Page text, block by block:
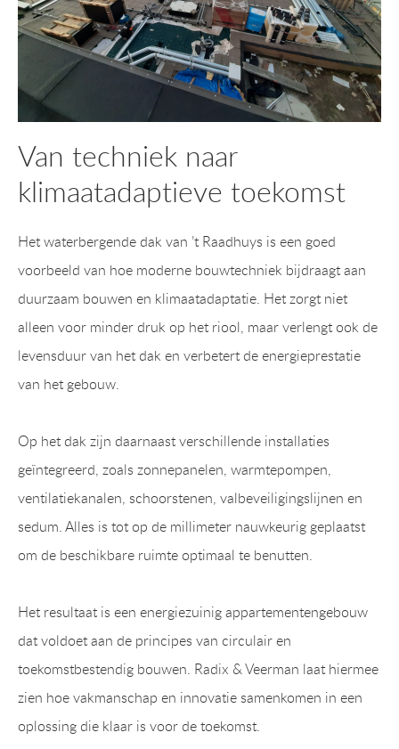
Van techniek naar
klimaatadaptieve toekomst
Het waterbergende dak van ’t Raadhuys is een goed
voorbeeld van hoe moderne bouwtechniek bijdraagt aan
duurzaam bouwen en klimaatadaptatie. Het zorgt niet
alleen voor minder druk op het riool, maar verlengt ook de
levensduur van het dak en verbetert de energieprestatie
van het gebouw.
Op het dak zijn daarnaast verschillende installaties
geïntegreerd, zoals zonnepanelen, warmtepompen,
ventilatiekanalen, schoorstenen, valbeveiligingslijnen en
sedum. Alles is tot op de millimeter nauwkeurig geplaatst
om de beschikbare ruimte optimaal te benutten.
Het resultaat is een energiezuinig appartementengebouw
dat voldoet aan de principes van circulair en
toekomstbestendig bouwen. Radix & Veerman laat hiermee
zien hoe vakmanschap en innovatie samenkomen in een
oplossing die klaar is voor de toekomst.